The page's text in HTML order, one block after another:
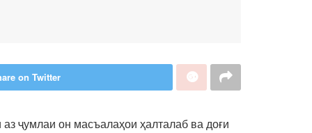
on Twitter
ҷумлаи он масъалаҳои ҳалталаб ва доғи